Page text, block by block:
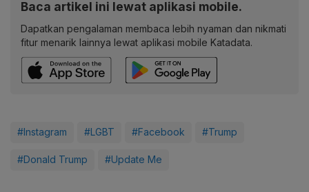
Baca artikel ini lewat aplikasi mobile.
Dapatkan pengalaman membaca lebih nyaman dan nikmati
fitur menarik lainnya lewat aplikasi mobile Katadata.
#Instagram #LGBT #Facebook #Trump
#Donald Trump #Update Me